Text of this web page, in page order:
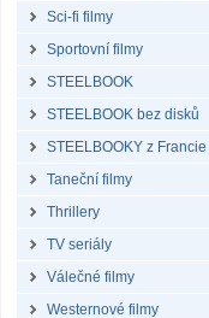
Sci-fi filmy
Sportovní filmy
STEELBOOK
STEELBOOK bez disků
STEELBOOKY z Francie
Taneční filmy
Thrillery
TV seriály
Válečné filmy
Westernové filmy